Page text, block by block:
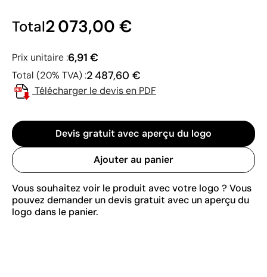
Total2 073,00 €
Prix unitaire :6,91 €
Total (20% TVA) :2 487,60 €
Télécharger le devis en PDF
Devis gratuit avec aperçu du logo
Ajouter au panier
Vous souhaitez voir le produit avec votre logo ? Vous
pouvez demander un devis gratuit avec un aperçu du
logo dans le panier.